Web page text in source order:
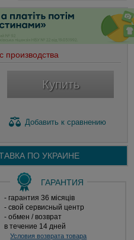
производства
Купить
Добавить к сравнению
ПО УКРАИНЕ
ГАРАНТИЯ
- гарантия 36 місяців
- свой сервисный центр
- обмен / возврат
в течение 14 дней
Условия возврата товара